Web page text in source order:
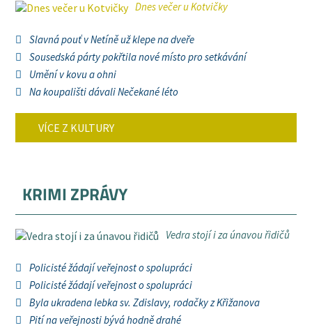
Dnes večer u Kotvičky
Slavná pouť v Netíně už klepe na dveře
Sousedská párty pokřtila nové místo pro setkávání
Umění v kovu a ohni
Na koupališti dávali Nečekané léto
VÍCE Z KULTURY
KRIMI ZPRÁVY
Vedra stojí i za únavou řidičů
Policisté žádají veřejnost o spolupráci
Policisté žádají veřejnost o spolupráci
Byla ukradena lebka sv. Zdislavy, rodačky z Křižanova
Pití na veřejnosti bývá hodně drahé